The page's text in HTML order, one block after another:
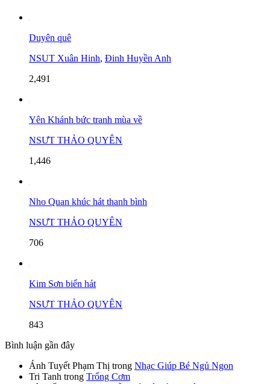
Duyên quê
NSUT Xuân Hinh, Đinh Huyền Anh
2,491
Yên Khánh bức tranh mùa về
NSƯT THẢO QUYÊN
1,446
Nho Quan khúc hát thanh bình
NSƯT THẢO QUYÊN
706
Kim Sơn biển hát
NSƯT THẢO QUYÊN
843
Bình luận gần đây
Ánh Tuyết Phạm Thị trong Nhạc Giúp Bé Ngủ Ngon
Tri Tanh trong Trống Cơm